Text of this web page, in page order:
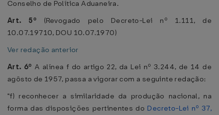
Conselho de Política Aduaneira.
Art. 5º (Revogado pelo Decreto-Lei nº 1.111, de
10.07.19710, DOU 10.07.1970)
Ver redação anterior
Art. 6ºA alínea f do artigo 22, da Lei nº 3.244, de 14 de
agôsto de 1957, passa a vigorar com a seguinte redação:
"f) reconhecer a similaridade da produção nacional, na
forma das disposições pertinentes do Decreto-Lei nº 37,